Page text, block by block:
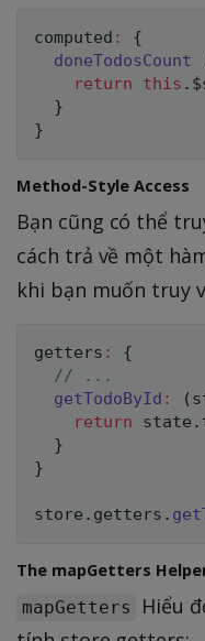
computed :
{
doneTodosCount
return
this .
}
}
Method-Style Access
Bạn cũng có thể
cách trả về một
khi bạn muốn truy
getters :
{
// ...
getTodoById : (
return state .
}
}
store . getters .
The mapGetters
mapGetters
Hiểu